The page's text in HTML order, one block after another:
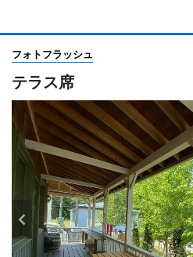
フォトフラッシュ
テラス席